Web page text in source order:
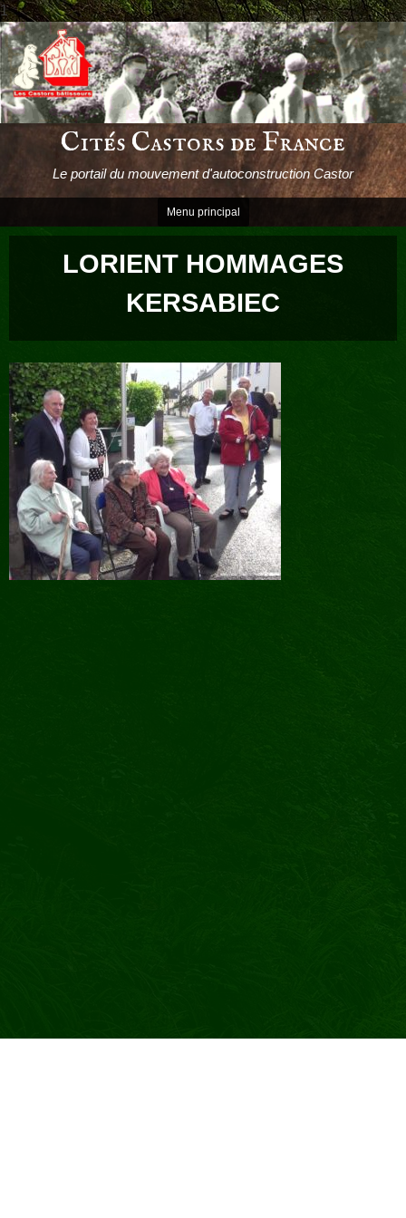
1
Passer
le
contenu
Cités Castors de France
Le portail du mouvement d'autoconstruction Castor
Menu principal
LORIENT HOMMAGES
KERSABIEC